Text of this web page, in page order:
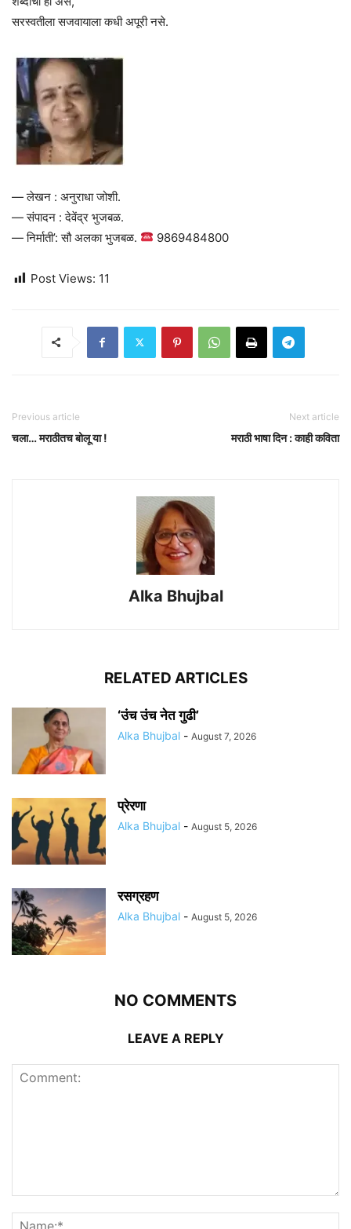
सरस्वतीला सजवायाला कधी अपूरी नसे.
— लेखन : अनुराधा जोशी.
— संपादन : देवेंद्र भुजबळ.
— निर्माती’: सौ अलका भुजबळ.
9869484800
Post Views: 11
Previous article
चला… मराठीतच बोलू या !
Next article
मराठी भाषा दिन : काही कविता
Alka Bhujbal
RELATED ARTICLES
‘उंच उंच नेत गुढी’
Alka Bhujbal - August 7, 2026
प्रेरणा
Alka Bhujbal - August 5, 2026
रसग्रहण
Alka Bhujbal - August 5, 2026
NO COMMENTS
LEAVE A REPLY